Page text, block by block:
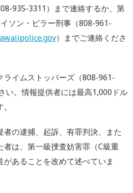
935-3311） まで連絡するか、第
ソン・ピラー刑事（808-961-
）までご連絡くださ
ライムストッパーズ（808-961-
い。情報提供者には最高1,000ドル
の逮捕、起訴、有罪判決、
また
者は、第一級捜査妨害罪（C級重
があることを改めて述べていま